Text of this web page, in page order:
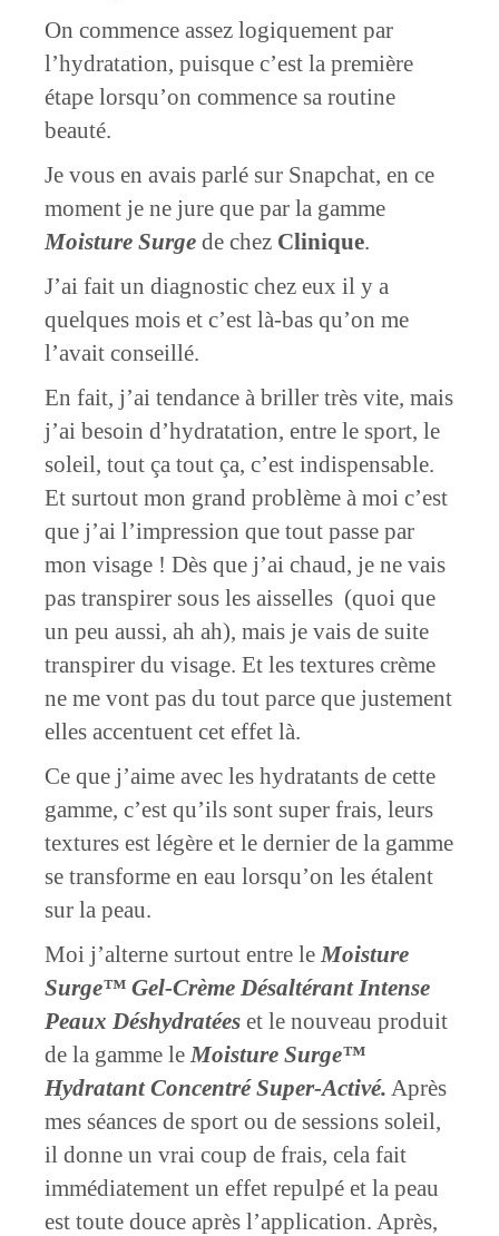
On commence assez logiquement par
l’hydratation, puisque c’est la première
étape lorsqu’on commence sa routine
beauté.
Je vous en avais parlé sur Snapchat, en ce
moment je ne jure que par la gamme
Moisture Surge de chez Clinique.
J’ai fait un diagnostic chez eux il y a
quelques mois et c’est là-bas qu’on me
l’avait conseillé.
En fait, j’ai tendance à briller très vite, mais
j’ai besoin d’hydratation, entre le sport, le
soleil, tout ça tout ça, c’est indispensable.
Et surtout mon grand problème à moi c’est
que j’ai l’impression que tout passe par
mon visage ! Dès que j’ai chaud, je ne vais
pas transpirer sous les aisselles (quoi que
un peu aussi, ah ah), mais je vais de suite
transpirer du visage. Et les textures crème
ne me vont pas du tout parce que justement
elles accentuent cet effet là.
Ce que j’aime avec les hydratants de cette
gamme, c’est qu’ils sont super frais, leurs
textures est légère et le dernier de la gamme
se transforme en eau lorsqu’on les étalent
sur la peau.
Moi j’alterne surtout entre leMoisture
Surge™ Gel-Crème Désaltérant Intense
Peaux Déshydratées et le nouveau produit
de la gamme leMoisture Surge™
Hydratant Concentré Super-Activé. Après
mes séances de sport ou de sessions soleil,
il donne un vrai coup de frais, cela fait
immédiatement un effet repulpé et la peau
est toute douce après l’application. Après,